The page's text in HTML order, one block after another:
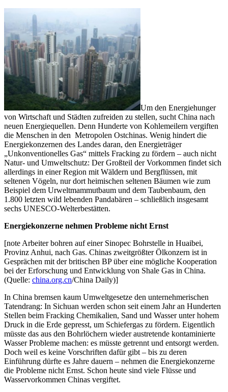
Um den Energiehunger
von Wirtschaft und Städten zufreiden zu stellen, sucht China nach
neuen Energiequellen. Denn Hunderte von Kohlemeilern vergiften
die Menschen in den Metropolen Ostchinas. Wenig hindert die
Energiekonzernen des Landes daran, den Energieträger
„Unkonventionelles Gas“ mittels Fracking zu fördern – auch nicht
Natur- und Umweltschutz: Der Großteil der Vorkommen findet sich
allerdings in einer Region mit Wäldern und Bergflüssen, mit
seltenen Vögeln, nur dort heimischen seltenen Bäumen wie zum
Beispiel dem Urweltmammutbaum und dem Taubenbaum, den
1.800 letzten wild lebenden Pandabären – schließlich insgesamt
sechs UNESCO-Welterbestätten.
Energiekonzerne nehmen Probleme nicht Ernst
[note Arbeiter bohren auf einer Sinopec Bohrstelle in Huaibei,
Provinz Anhui, nach Gas. Chinas zweitgrößter Ölkonzern ist in
Gesprächen mit der britischen BP über eine mögliche Kooperation
bei der Erforschung und Entwicklung von Shale Gas in China.
(Quelle: china.org.cn/China Daily)]
In China bremsen kaum Umweltgesetze den unternehmerischen
Tatendrang: In Sichuan werden schon seit einem Jahr an Hunderten
Stellen beim Fracking Chemikalien, Sand und Wasser unter hohem
Druck in die Erde gepresst, um Schiefergas zu fördern. Eigentlich
müsste das aus den Bohrlöchern wieder austretende kontaminierte
Wasser Probleme machen: es müsste getrennt und entsorgt werden.
Doch weil es keine Vorschriften dafür gibt – bis zu deren
Einführung dürfte es Jahre dauern – nehmen die Energiekonzerne
die Probleme nicht Ernst. Schon heute sind viele Flüsse und
Wasservorkommen Chinas vergiftet.